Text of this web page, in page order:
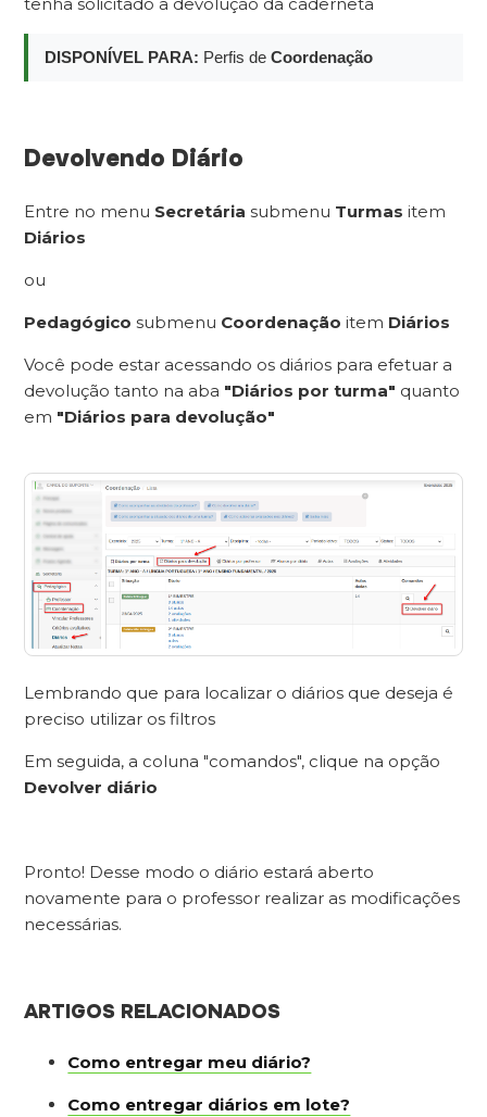
tenha solicitado a devolução da caderneta
DISPONÍVEL PARA: Perfis deCoordenação
Devolvendo Diário
Entre no menu Secretária submenu Turmas item
Diários
ou
Pedagógico submenu Coordenaçãoitem Diários
Você pode estar acessando os diários para efetuar a
devolução tanto na aba "Diários por turma" quanto
em "Diários para devolução"
Lembrando que para localizar o diários que deseja é
preciso utilizar os filtros
Em seguida, a coluna "comandos", clique na opção
Devolver diário
Pronto! Desse modo o diário estará aberto
novamente para o professor realizar as modificações
necessárias.
ARTIGOS RELACIONADOS
Como entregar meu diário?
Como entregar diários em lote?